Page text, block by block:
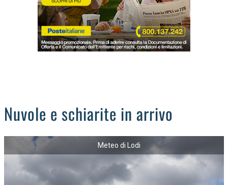
NECROLOGI
Nuvole e schiarite in arrivo
Meteo di Lodi